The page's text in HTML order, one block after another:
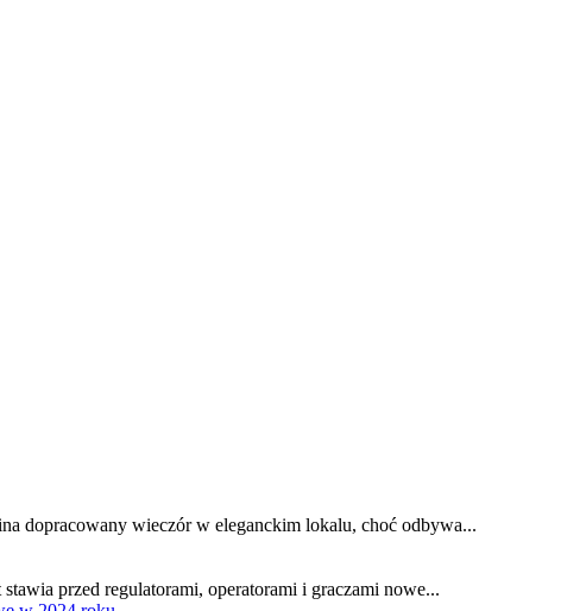
dopracowany wieczór w eleganckim lokalu, choć odbywa...
przed regulatorami, operatorami i graczami nowe...